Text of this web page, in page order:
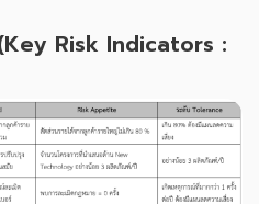
Risk Indicators :